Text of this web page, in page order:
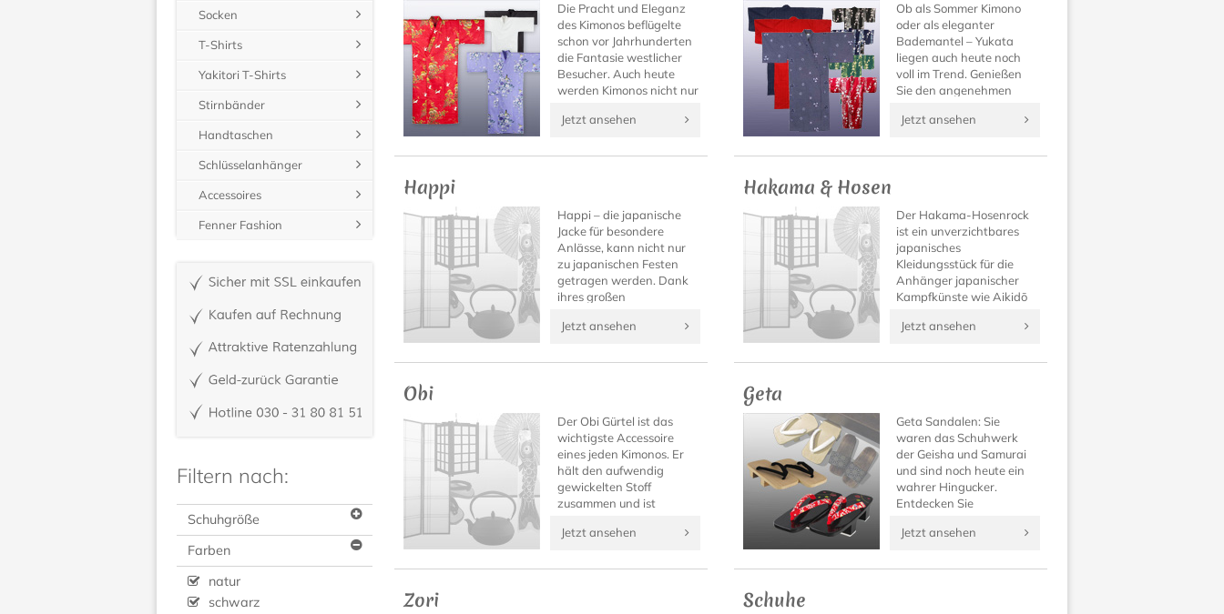
Die Pracht und Eleganz
des Kimonos beflügelte
schon vor Jahrhunderten
die Fantasie westlicher
Besucher. Auch heute
werden Kimonos nicht nur
berühmten Geishas
Jetzt ansehen
Ob als Sommer Kimono
oder als eleganter
Bademantel – Yukata
liegen auch heute noch
voll im Trend. Genießen
Sie den angenehmen
wundervoll verspielten
Kleidungsstücks aus
Jetzt ansehen
Happi
Happi – die japanische
Jacke für besondere
Anlässe, kann nicht nur
zu japanischen Festen
getragen werden. Dank
ihres großen
auch zu anderen
Blickfang.
Jetzt ansehen
Hakama & Hosen
Der Hakama-Hosenrock
ist ein unverzichtbares
japanisches
Kleidungsstück für die
Anhänger japanischer
Kampfkünste wie Aikidō
selbst ein komplettes,
Outfit besitzen möchten.
Jetzt ansehen
Obi
Der Obi Gürtel ist das
wichtigste Accessoire
eines jeden Kimonos. Er
hält den aufwendig
gewickelten Stoff
zusammen und ist
besonderer Blickfang
Teil eines Kimono Outfits.
Jetzt ansehen
Geta
Geta Sandalen: Sie
waren das Schuhwerk
der Geisha und Samurai
und sind noch heute ein
wahrer Hingucker.
Entdecken Sie
Schuhe neu und
Kimono Outfit auf
Jetzt ansehen
Zori Schuhe
Socken
T-Shirts
Yakitori T-Shirts
Stirnbänder
Handtaschen
Schlüsselanhänger
Accessoires
Fenner Fashion
Filtern nach:
Schuhgröße
Farben
natur
schwarz